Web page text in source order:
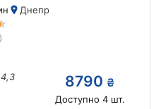
Днепр
8790 ₴
Доступно 4шт.